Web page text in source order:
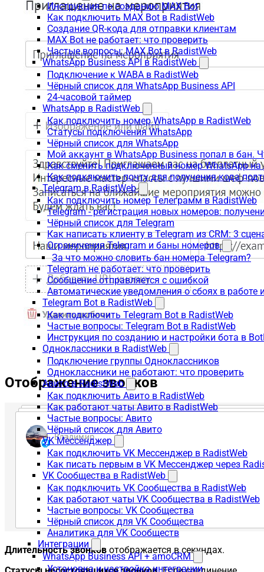
Инструкция по созданию MAX Bot
Как подключить MAX Bot в RadistWeb
Создание QR-кода для отправки клиентам
MAX Bot не работает: что проверить
Частые вопросы: MAX Bot в RadistWeb
WhatsApp Business API в RadistWeb
Подключение к WABA в RadistWeb
Чёрный список для WhatsApp Business API
24-часовой таймер
WhatsApp в RadistWeb
Как подключить номер WhatsApp в RadistWeb
Статусы подключения WhatsApp
Чёрный список для WhatsApp
Мой аккаунт в WhatsApp Business попал в бан.
Как сменить подключенный номер WhatsApp на
Как подключить почту для получения кода
Telegram в RadistWeb
Как подключить номер Телеграмм в RadistWeb
Telegram - регистрация новых номеров:
Чёрный список для Telegram
Как написать клиенту в Telegram из CRM: 3
Ограничения Telegram и баны номеров
За что можно словить бан номера Telegram?
Telegram не работает: что проверить
Сообщение отправляется с ошибкой
Автоматические уведомления о сбоях в работе
Telegram Bot в RadistWeb
Как подключить Telegram Bot в RadistWeb
Частые вопросы: Telegram Bot в RadistWeb
Инструкция по созданию и настройки бота в
Одноклассники в RadistWeb
Подключение группы Одноклассников
Одноклассники не работают: что проверить
Авито в RadistWeb
Как подключить Авито в RadistWeb
Как работают чаты Авито в RadistWeb
Частые вопросы: Авито
Чёрный список для Авито
VK Мессенджер
Как подключить VK Мессенджер в RadistWeb
Как писать первым в VK Мессенджер через
VK Сообщества в RadistWeb
Как подключить VK Сообщества в RadistWeb
Как работают чаты VK Сообщества в RadistWeb
Частые вопросы: VK Сообщества
Чёрный список для VK Сообщества
Аналитика для VK Сообществ
Интеграции
WhatsApp Business API + amoCRM
Установка и настройка интеграции
Отображение звонков
Длительность звонков отображается в секундах.